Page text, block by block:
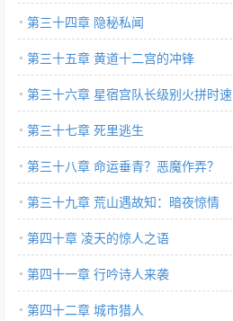
第三十四章 隐秘私闻
第三十五章 黄道十二宫的冲锋
第三十六章 星宿宫队长级别火拼时速
第三十七章 死里逃生
第三十八章 命运垂青？恶魔作弄？
第三十九章 荒山遇故知：暗夜惊情
第四十章 凌天的惊人之语
第四十一章 行吟诗人来袭
第四十二章 城市猎人